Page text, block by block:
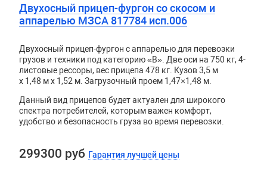
Двухосный прицеп-фургон со скосом и
аппарелью МЗСА 817784 исп.006
Двухосный прицеп-фургон с аппарелью для перевозки
грузов и техники под категорию «B». Две оси на 750 кг, 4-
листовые рессоры, вес прицепа 478 кг. Кузов3,5 м
x 1,48 м x 1,52 м. Загрузочный проем 1,47×1,48 м.
Данный вид прицепов будет актуален для широкого
спектра потребителей, которым важен комфорт,
удобство и безопасность груза во время перевозки.
299300 руб Гарантия лучшей цены